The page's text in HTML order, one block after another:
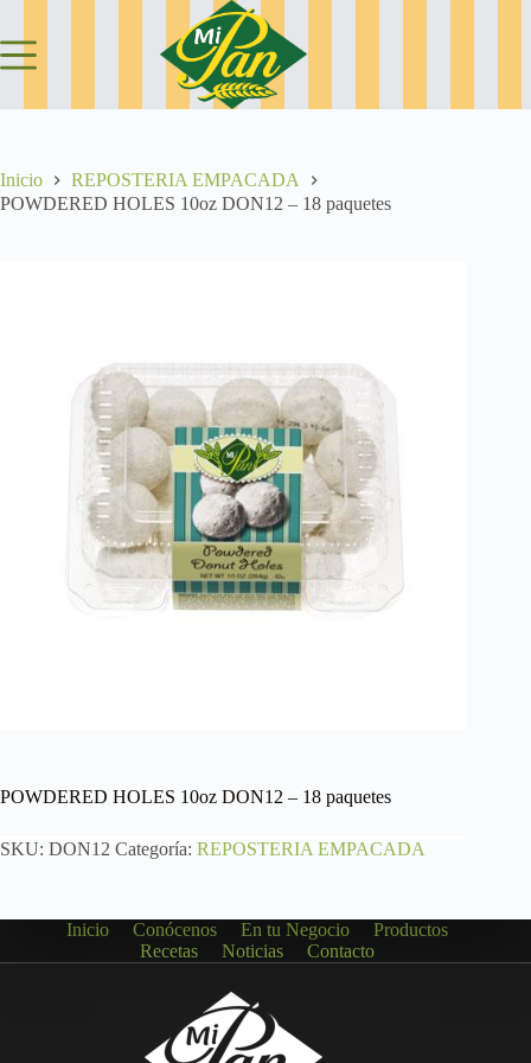
contenido
Inicio
REPOSTERIA EMPACADA
POWDERED HOLES 10oz DON12 – 18 paquetes
POWDERED HOLES 10oz DON12 – 18 paquetes
SKU: DON12 Categoría: REPOSTERIA EMPACADA
Inicio Conócenos En tu Negocio
Productos
Recetas
Noticias Contacto